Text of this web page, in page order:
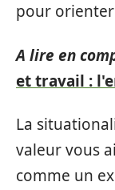
pour
A lire en
et travail :
La
valeur vous
comme un